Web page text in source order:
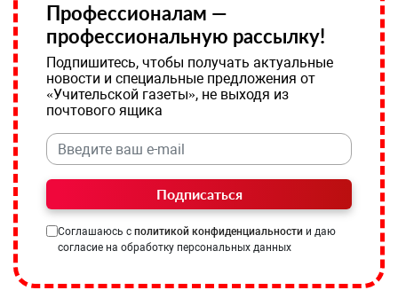
Профессионалам —
профессиональную рассылку!
Подпишитесь, чтобы получать актуальные
новости и специальные предложения от
«Учительской газеты», не выходя из
почтового ящика
Подписаться
Соглашаюсь с политикой конфиденциальности и даю
согласие на обработку персональных данных